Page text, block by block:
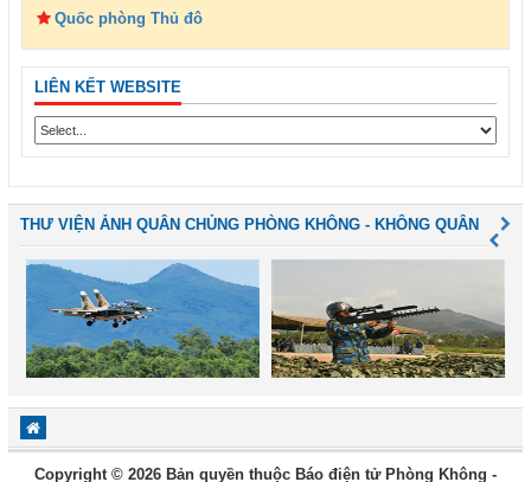
Quốc phòng Thủ đô
LIÊN KẾT WEBSITE
THƯ VIỆN ẢNH QUÂN CHỦNG PHÒNG KHÔNG - KHÔNG QUÂN
Copyright © 2026 Bản quyền thuộc Báo điện tử Phòng Không -